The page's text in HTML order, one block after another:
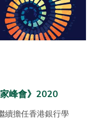
峰會》2020
續擔任香港銀行學